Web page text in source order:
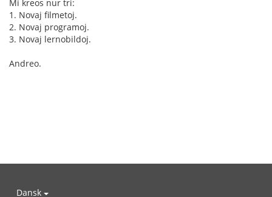
Mi kreos nur tri:
1. Novaj filmetoj.
2. Novaj programoj.
3. Novaj lernobildoj.
Andreo.
Dansk